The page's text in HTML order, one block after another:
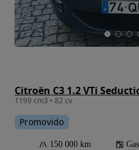
Citroën C3 1.2 VTi
1199 cm3 • 82 cv
Promovido
150 000 km